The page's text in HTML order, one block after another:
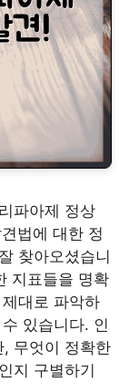
파아제 정상
법에 대한 정
찾아오셨습니
지표들을 명확
대로 파악하
있습니다. 인
무엇이 정확한
지 구별하기